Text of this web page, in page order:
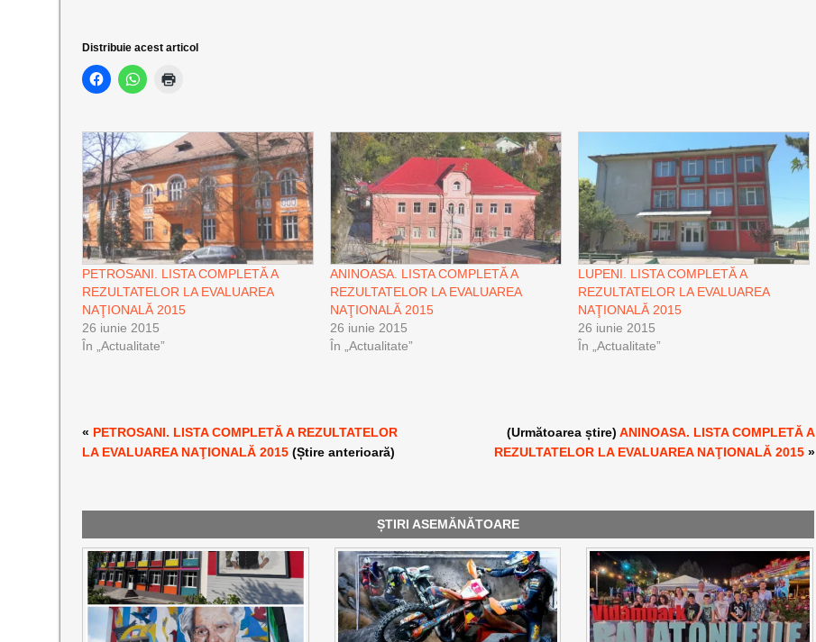
Distribuie acest articol
PETROSANI. LISTA COMPLETĂ A
REZULTATELOR LA EVALUAREA
NAŢIONALĂ 2015
26 iunie 2015
În „Actualitate”
ANINOASA. LISTA COMPLETĂ A
REZULTATELOR LA EVALUAREA
NAŢIONALĂ 2015
26 iunie 2015
În „Actualitate”
LUPENI. LISTA COMPLETĂ A
REZULTATELOR LA EVALUAREA
NAŢIONALĂ 2015
26 iunie 2015
În „Actualitate”
« PETROSANI. LISTA COMPLETĂ A REZULTATELOR
LA EVALUAREA NAŢIONALĂ 2015 (Știre anterioară)
(Următoarea știre)ANINOASA. LISTA COMPLETĂ A
REZULTATELOR LA EVALUAREA NAŢIONALĂ 2015 »
ȘTIRI ASEMĂNĂTOARE